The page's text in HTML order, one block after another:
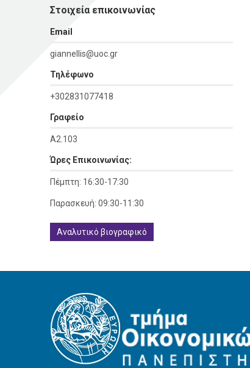
Στοιχεία επικοινωνίας
Εmail
giannellis@uoc.gr
Τηλέφωνο
+302831077418
Γραφείο
Α2.103
Ώρες Επικοινωνίας:
Πέμπτη: 16:30-17:30
Παρασκευή: 09:30-11:30
Αναλυτικό βιογραφικό